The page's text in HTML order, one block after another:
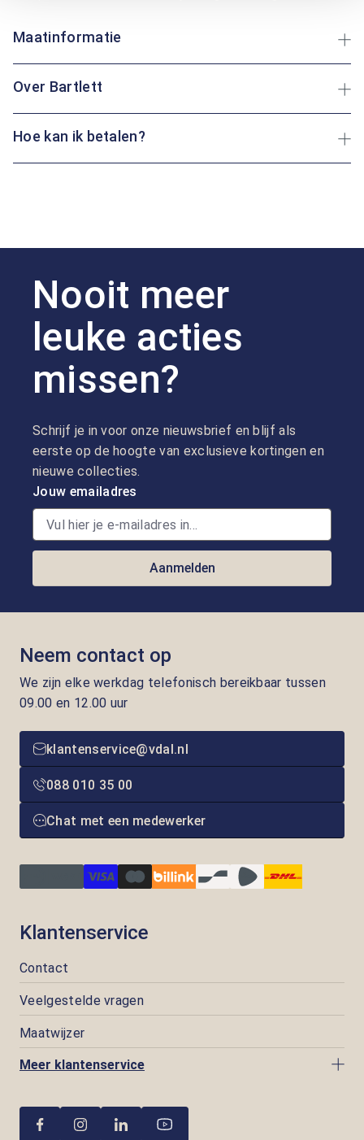
Maatinformatie
Over Bartlett
Hoe kan ik betalen?
Nooit meer
leuke acties
missen?
Schrijf je in voor onze nieuwsbrief en blijf als
eerste op de hoogte van exclusieve kortingen en
nieuwe collecties.
Jouw emailadres
Aanmelden
Neem contact op
We zijn elke werkdag telefonisch bereikbaar tussen
09.00 en 12.00 uur
klantenservice@vdal.nl
088 010 35 00
Chat met een medewerker
Klantenservice
Contact
Veelgestelde vragen
Maatwijzer
Meer klantenservice